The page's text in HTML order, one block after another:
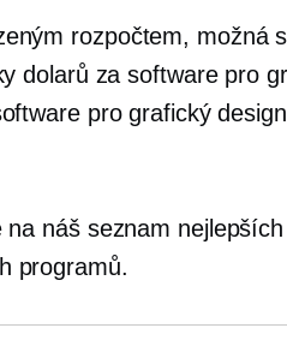
rozpočtem, možná
dolarů za software pro
pro grafický
náš seznam nejlepších
programů.